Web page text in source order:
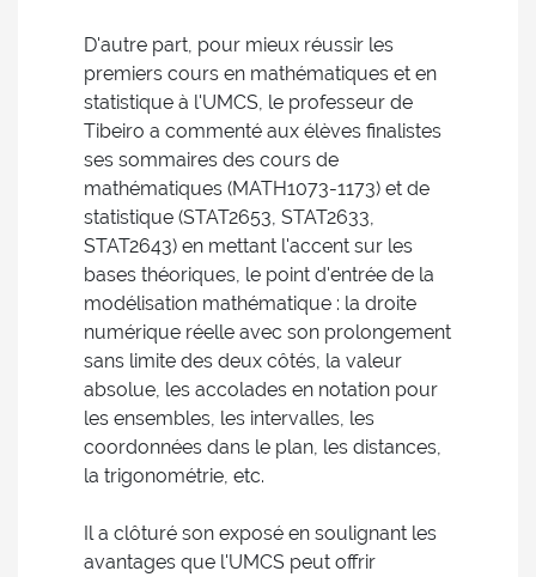
D'autre part, pour mieux réussir les
premiers cours en mathématiques et en
statistique à l'UMCS, le professeur de
Tibeiro a commenté aux élèves finalistes
ses sommaires des cours de
mathématiques (MATH1073-1173) et de
statistique (STAT2653, STAT2633,
STAT2643) en mettant l'accent sur les
bases théoriques, le point d'entrée de la
modélisation mathématique : la droite
numérique réelle avec son prolongement
sans limite des deux côtés, la valeur
absolue, les accolades en notation pour
les ensembles, les intervalles, les
coordonnées dans le plan, les distances,
la trigonométrie, etc.
Il a clôturé son exposé en soulignant les
avantages que l'UMCS peut offrir